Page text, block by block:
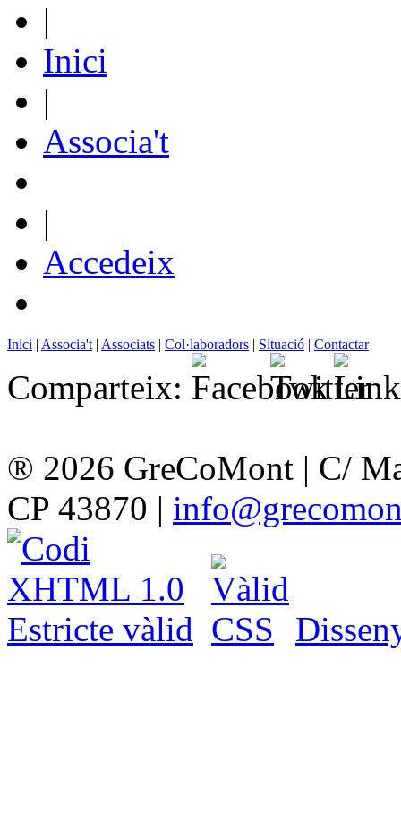
|
Inici
|
Associa't
|
Accedeix
Inici | Associa't | Associats | Col·laboradors | Situació | Contactar
Comparteix:
® 2026 GreCoMont | C/
CP 43870 |